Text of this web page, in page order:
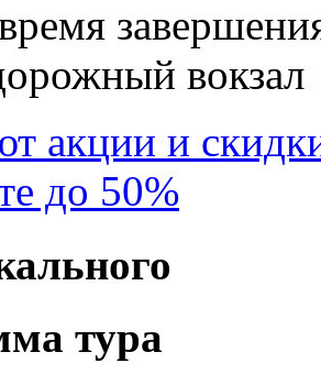
вокзал
акции и
до 50%
тура